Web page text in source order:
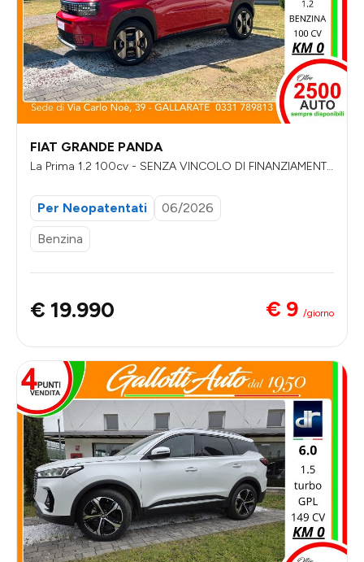
FIAT GRANDE PANDA
La Prima 1.2 100cv - SENZA VINCOLO DI FINANZIAMENT
Per Neopatentati
06/2026
Benzina
€ 19.990 € 9 /giorno